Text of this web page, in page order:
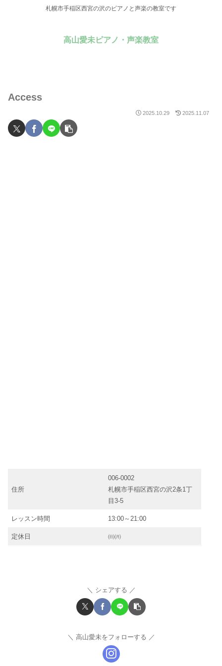
札幌市手稲区西宮の沢のピアノと声楽の教室です
高山愛未ピアノ・声楽教室
Access
2025.10.29 2025.11.07
住所
006-0002
札幌市手稲区西宮の沢2条1丁
目3-5
レッスン時間 13:00～21:00
定休日 ㈰㈪
シェアする
高山愛未をフォローする